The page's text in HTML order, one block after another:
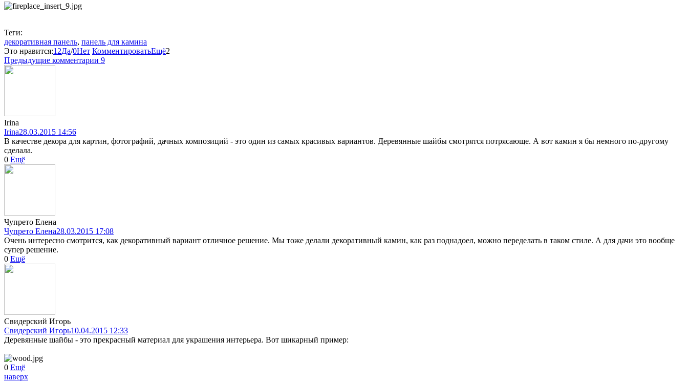
Теги:
декоративная панель, панель для камина
Это нравится:12Да/0Нет КомментироватьЕщё2
Предыдущие комментарии 9
Irina
Irina28.03.2015 14:56
В качестве декора для картин, фотографий, дачных композиций - это один из самых красивых вариантов. Деревянные шайбы смотрятся потрясающе. А вот камин я бы немного по-другому
сделала.
0 Ещё
Чупрето Елена
Чупрето Елена28.03.2015 17:08
Очень интересно смотрится, как декоративный вариант отличное решение. Мы тоже делали декоративный камин, как раз поднадоел, можно переделать в таком стиле. А для дачи это вообще
супер решение.
0 Ещё
Свидерский Игорь
Свидерский Игорь10.04.2015 12:33
Деревянные шайбы - это прекрасный материал для украшения интерьера. Вот шикарный пример:
0 Ещё
наверх